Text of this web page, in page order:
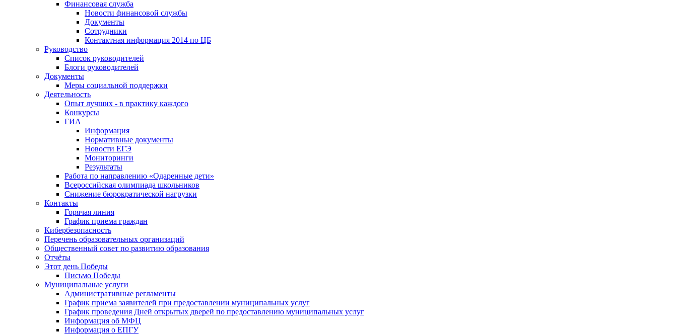
Финансовая служба
Новости финансовой службы
Документы
Сотрудники
Контактная информация 2014 по ЦБ
Руководство
Список руководителей
Блоги руководителей
Документы
Меры социальной поддержки
Деятельность
Опыт лучших - в практику каждого
Конкурсы
ГИА
Информация
Нормативные документы
Новости ЕГЭ
Мониторинги
Результаты
Работа по направлению «Одаренные дети»
Всероссийская олимпиада школьников
Снижение бюрократической нагрузки
Контакты
Горячая линия
График приема граждан
Кибербезопасность
Перечень образовательных организаций
Общественный совет по развитию образования
Отчёты
Этот день Победы
Письмо Победы
Mуниципальные услуги
Административные регламенты
График приема заявителей при предоставлении муниципальных услуг
График проведения Дней открытых дверей по предоставлению муниципальных услуг
Информация об МФЦ
Информация о ЕПГУ